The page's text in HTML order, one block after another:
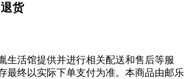
货
生活馆提供并进行相关配送和售后等服
最终以实际下单支付为准。本商品由邮乐